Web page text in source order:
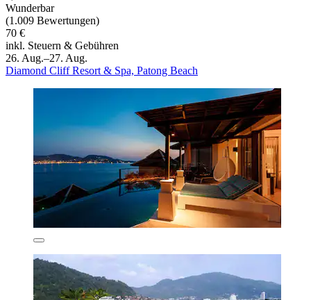
Wunderbar
(1.009 Bewertungen)
70 €
inkl. Steuern & Gebühren
26. Aug.–27. Aug.
Diamond Cliff Resort & Spa, Patong Beach